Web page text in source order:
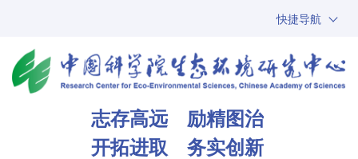
快捷导航
ARP
邮箱
志存高远 励精图治
开拓进取 务实创新